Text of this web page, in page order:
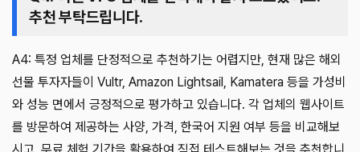
추천 부탁드립니다.
A4: 특정 업체를 단정적으로 추천하기는 어렵지만, 현재 많은 해외
선물 투자자들이 Vultr, Amazon Lightsail, Kamatera 등을 가성비
와 성능 면에서 긍정적으로 평가하고 있습니다. 각 업체의 웹사이트
를 방문하여 제공하는 사양, 가격, 한국어 지원 여부 등을 비교해보